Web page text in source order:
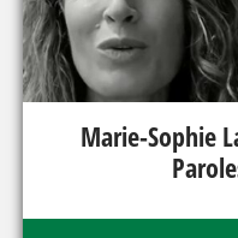
Marie-Sophie